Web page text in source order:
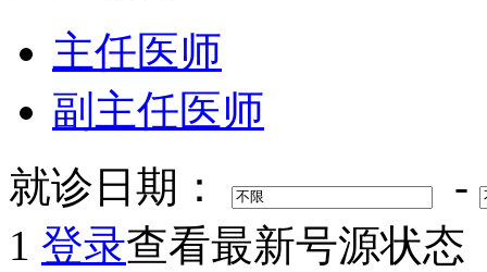
主任医师
副主任医师
就诊日期：
-
1 登录查看最新号源状态